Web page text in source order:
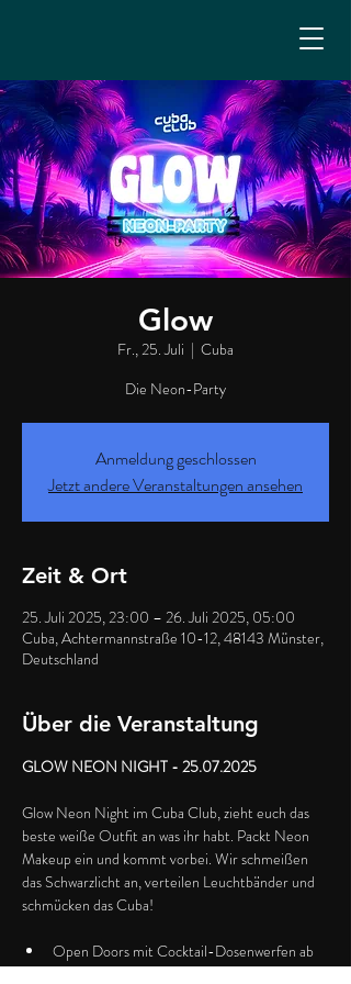
Glow
Fr., 25. Juli
  |
Cuba
Die Neon-Party
Anmeldung geschlossen
Jetzt andere Veranstaltungen ansehen
Zeit & Ort
25. Juli 2025, 23:00 – 26. Juli 2025, 05:00
Cuba, Achtermannstraße 10-12, 48143 Münster,
Deutschland
Über die Veranstaltung
GLOW NEON NIGHT - 25.07.2025
Glow Neon Night im Cuba Club, zieht euch das
beste weiße Outfit an was ihr habt. Packt Neon
Makeup ein und kommt vorbei. Wir schmeißen
das Schwarzlicht an, verteilen Leuchtbänder und
schmücken das Cuba!
Open Doors mit Cocktail-Dosenwerfen ab